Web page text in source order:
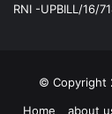
RNI -UPBILL/16/
© Copyright
Home
about